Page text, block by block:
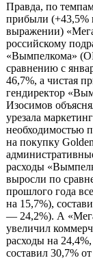
Правда, по
прибыли (+43,5%
выражении)
российскому
«Вымпелкома»
сравнению с
46,7%, а чистая
гендиректор
Изосимов
урезала
необходимостью
на покупку
расходы
выросли по
прошлого года
на 15,7%),
— 24,2%). А
увеличил
расходы на
составил 30,7%